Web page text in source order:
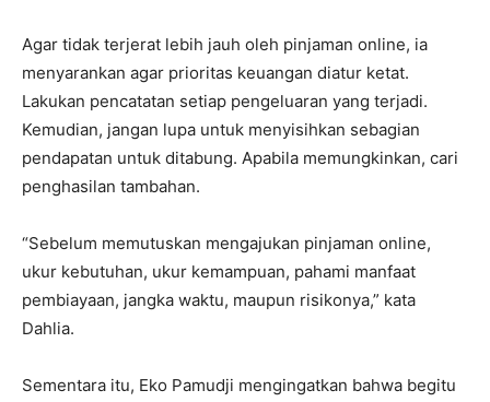
Agar tidak terjerat lebih jauh oleh pinjaman online, ia
menyarankan agar prioritas keuangan diatur ketat.
Lakukan pencatatan setiap pengeluaran yang terjadi.
Kemudian, jangan lupa untuk menyisihkan sebagian
pendapatan untuk ditabung. Apabila memungkinkan, cari
penghasilan tambahan.
“Sebelum memutuskan mengajukan pinjaman online,
ukur kebutuhan, ukur kemampuan, pahami manfaat
pembiayaan, jangka waktu, maupun risikonya,” kata
Dahlia.
Sementara itu, Eko Pamudji mengingatkan bahwa begitu